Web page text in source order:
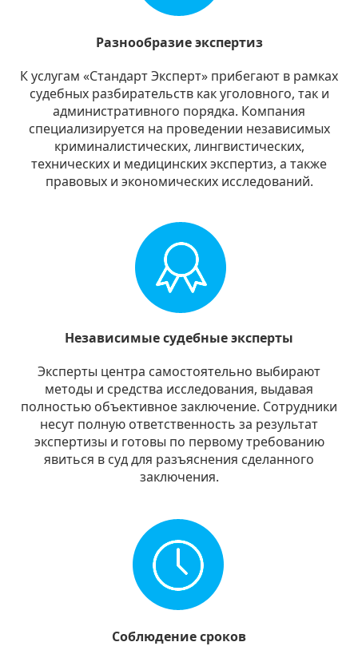
Разнообразие экспертиз
К услугам «Стандарт Эксперт» прибегают в рамках
судебных разбирательств как уголовного, так и
административного порядка. Компания
специализируется на проведении независимых
криминалистических, лингвистических,
технических и медицинских экспертиз, а также
правовых и экономических исследований.
Независимые судебные эксперты
Эксперты центра самостоятельно выбирают
методы и средства исследования, выдавая
полностью объективное заключение. Сотрудники
несут полную ответственность за результат
экспертизы и готовы по первому требованию
явиться в суд для разъяснения сделанного
заключения.
Соблюдение сроков